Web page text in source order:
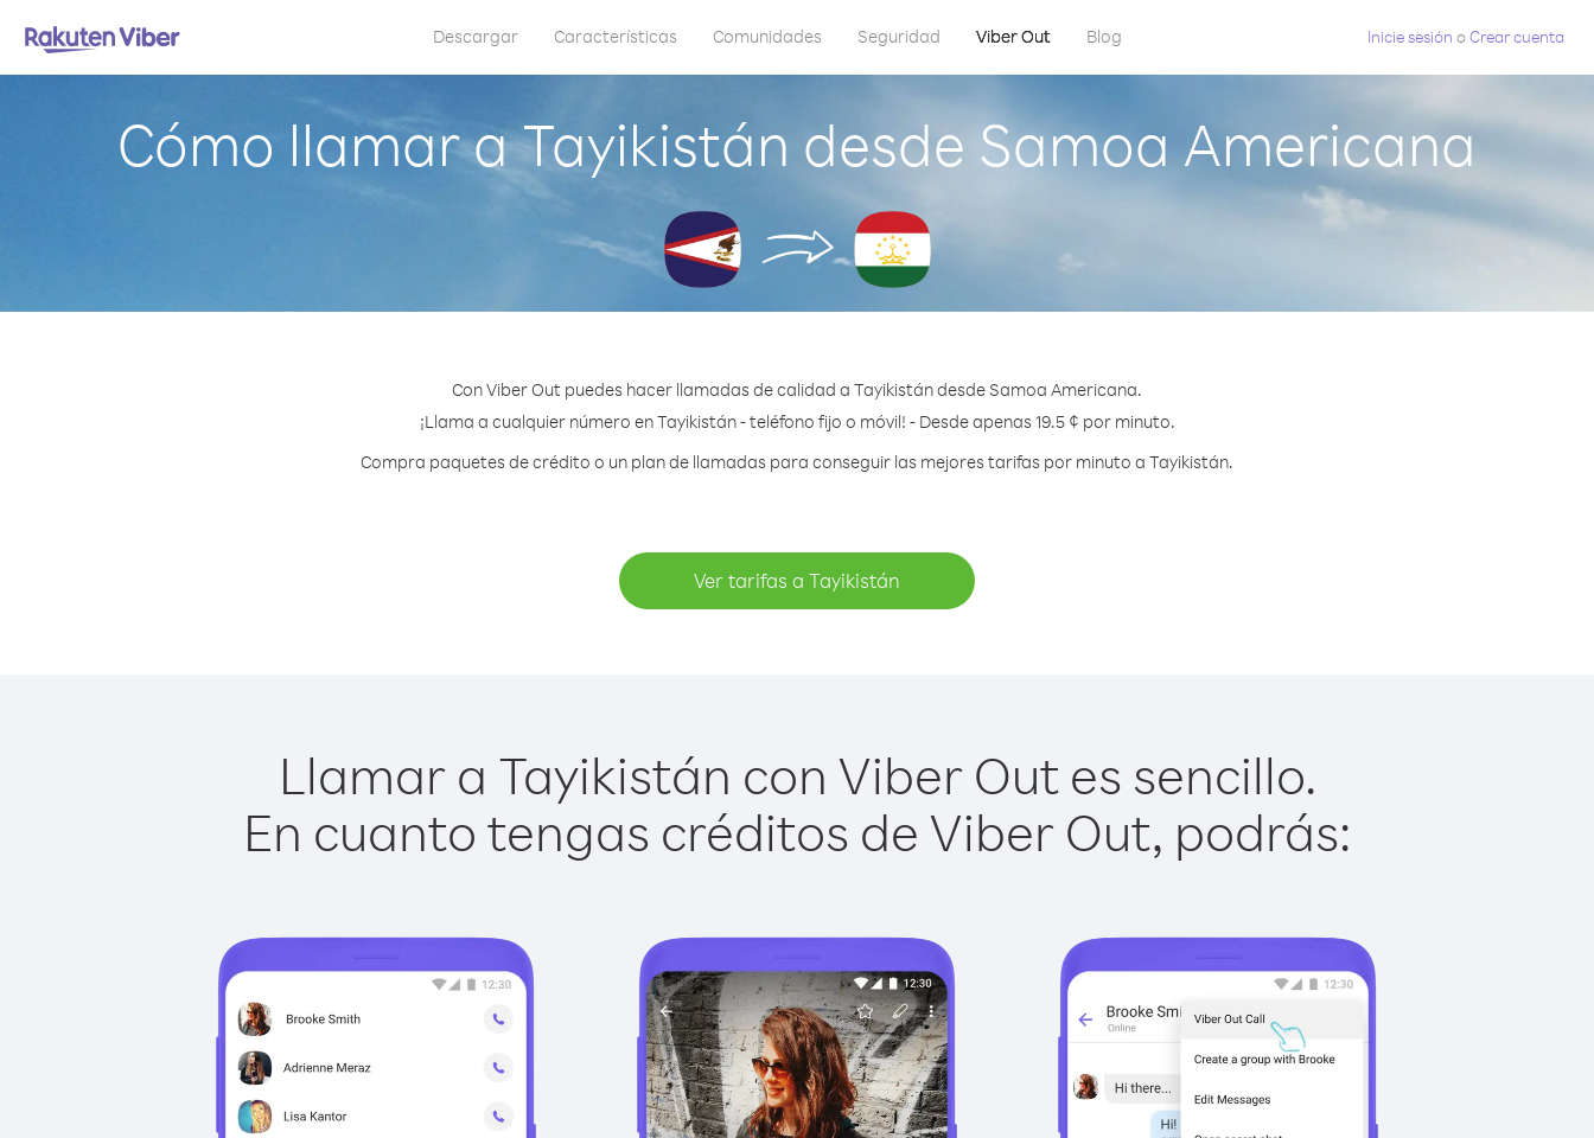
Descargar Características Comunidades Seguridad Viber Out Blog Inicie sesión oCrear cuenta
Cómo llamar a Tayikistán desde Samoa Americana
Con Viber Out puedes hacer llamadas de calidad a Tayikistán desde Samoa Americana.
¡Llama a cualquier número en Tayikistán - teléfono fijo o móvil! - Desde apenas 19.5 ¢ por minuto.
Compra paquetes de crédito o un plan de llamadas para conseguir las mejores tarifas por minuto a Tayikistán.
Ver tarifas a Tayikistán
Llamar a Tayikistán con Viber Out es sencillo.
En cuanto tengas créditos de Viber Out, podrás: